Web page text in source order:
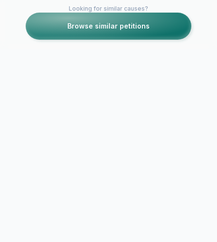
Looking for similar causes?
Browse similar petitions